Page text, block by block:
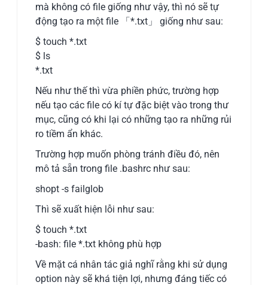
mà không có file giống như vậy, thì nó sẽ tự
động tạo ra một file 「*.txt」 giống như sau:
$ touch *.txt
$ ls
*.txt
Nếu như thế thì vừa phiền phức, trường hợp
nếu tạo các file có kí tự đặc biệt vào trong thư
mục, cũng có khi lại có những tạo ra những rủi
ro tiềm ẩn khác.
Trường hợp muốn phòng tránh điều đó, nên
mô tả sẵn trong file .bashrc như sau:
shopt -s failglob
Thì sẽ xuất hiện lỗi như sau:
$ touch *.txt
-bash: file *.txt không phù hợp
Về mặt cá nhân tác giả nghĩ rằng khi sử dụng
option này sẽ khá tiện lợi, nhưng đáng tiếc có